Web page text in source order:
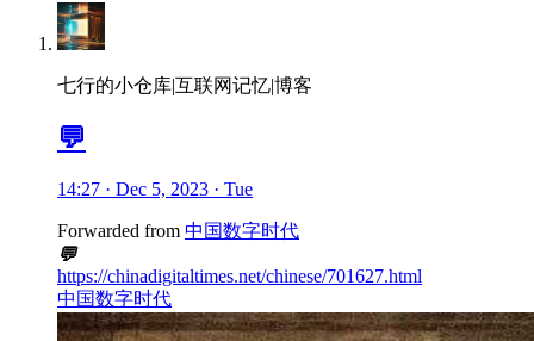
七行的小仓库|互联网记忆|博客
💬
14:27 · Dec 5, 2023 · Tue
Forwarded from 中国数字时代
💬
https://chinadigitaltimes.net/chinese/701627.html
中国数字时代